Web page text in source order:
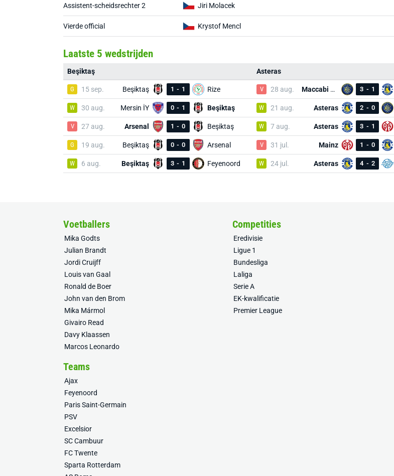
Assistent-scheidsrechter 2 Jiri Molacek
Vierde official Krystof Mencl
Laatste 5 wedstrijden
Beşiktaş
G 15 sep. Beşiktaş 1 - 1 Rize
W 30 aug. Mersin İY 0 - 1 Beşiktaş
V 27 aug. Arsenal 1 - 0 Beşiktaş
G 19 aug. Beşiktaş 0 - 0 Arsenal
W 6 aug. Beşiktaş 3 - 1 Feyenoord
Asteras
V 28 aug. Maccabi TA 3 - 1
W 21 aug. Asteras 2 - 0
W 7 aug. Asteras 3 - 1
V 31 jul. Mainz 1 - 0
W 24 jul. Asteras 4 - 2
Voetballers
Mika Godts
Julian Brandt
Jordi Cruijff
Louis van Gaal
Ronald de Boer
John van den Brom
Mika Mármol
Givairo Read
Davy Klaassen
Marcos Leonardo
Competities
Eredivisie
Ligue 1
Bundesliga
Laliga
Serie A
EK-kwalificatie
Premier League
Teams
Ajax
Feyenoord
Paris Saint-Germain
PSV
Excelsior
SC Cambuur
FC Twente
Sparta Rotterdam